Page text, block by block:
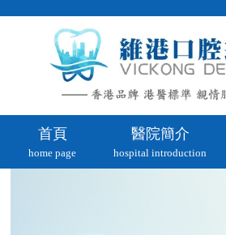
首頁
home page
醫院簡介
hospital introduction